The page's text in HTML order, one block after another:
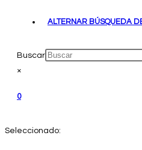
ALTERNAR BÚSQUEDA
Buscar
×
0
Seleccionado: